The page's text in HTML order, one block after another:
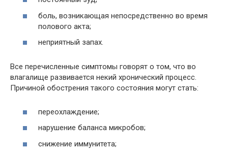
боль, возникающая непосредственно во время
полового акта;
неприятный запах.
Все перечисленные симптомы говорят о том, что во
влагалище развивается некий хронический процесс.
Причиной обострения такого состояния могут стать:
переохлаждение;
нарушение баланса микробов;
снижение иммунитета;